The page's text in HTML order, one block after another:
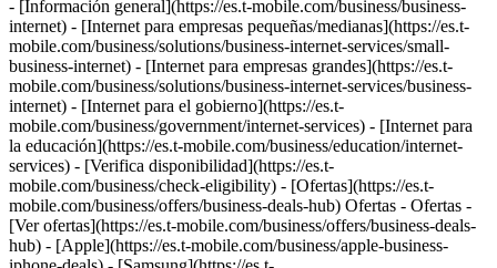
- [Información general](https://es.t-mobile.com/business/business-
internet) - [Internet para empresas pequeñas/medianas](https://es.t-
mobile.com/business/solutions/business-internet-services/small-
business-internet) - [Internet para empresas grandes](https://es.t-
mobile.com/business/solutions/business-internet-services/business-
internet) - [Internet para el gobierno](https://es.t-
mobile.com/business/government/internet-services) - [Internet para
la educación](https://es.t-mobile.com/business/education/internet-
services) - [Verifica disponibilidad](https://es.t-
mobile.com/business/check-eligibility) - [Ofertas](https://es.t-
mobile.com/business/offers/business-deals-hub) Ofertas - Ofertas -
[Ver ofertas](https://es.t-mobile.com/business/offers/business-deals-
hub) - [Apple](https://es.t-mobile.com/business/apple-business-